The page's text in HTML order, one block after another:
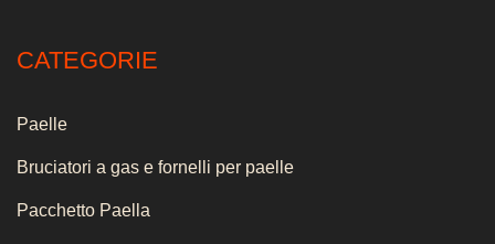
CATEGORIE
Paelle
Bruciatori a gas e fornelli per paelle
Pacchetto Paella